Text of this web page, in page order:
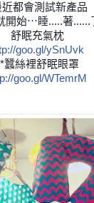
都會測試新產品
開始⋯睡.....著......
舒眠充氣枕
goo.gl/ySnUvk
蠶絲裡舒眠眼罩
goo.gl/WTemrM